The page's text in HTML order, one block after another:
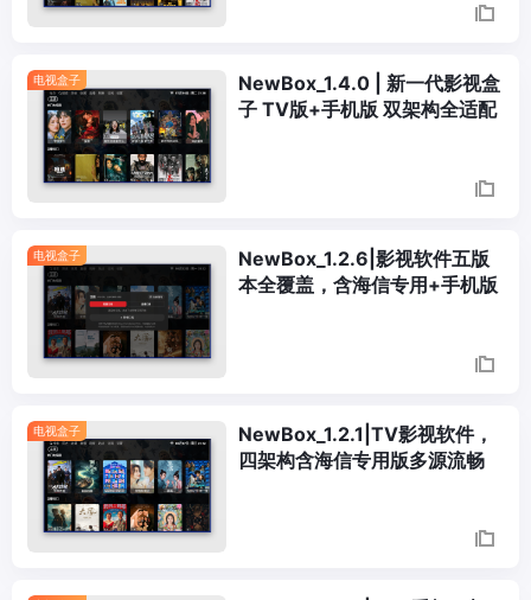
电视盒子
NewBox_1.4.0 | 新一代影视盒
子 TV版+手机版 双架构全适配
电视盒子
NewBox_1.2.6|影视软件五版
本全覆盖，含海信专用+手机版
电视盒子
NewBox_1.2.1|TV影视软件，
四架构含海信专用版多源流畅